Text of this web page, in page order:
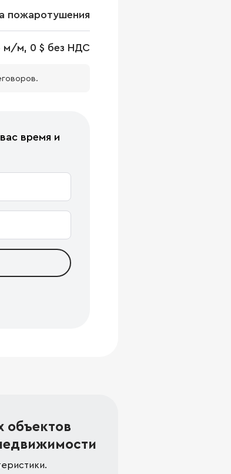
пожаротушения
м/м, 0 $ без НДС
время и
объектов